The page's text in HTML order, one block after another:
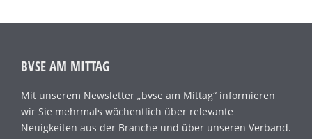
BVSE AM MITTAG
Mit unserem Newsletter „bvse am Mittag“ informieren
wir Sie mehrmals wöchentlich über relevante
Neuigkeiten aus der Branche und über unseren Verband.